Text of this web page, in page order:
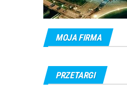
MOJA FIRMA
PRZETARGI